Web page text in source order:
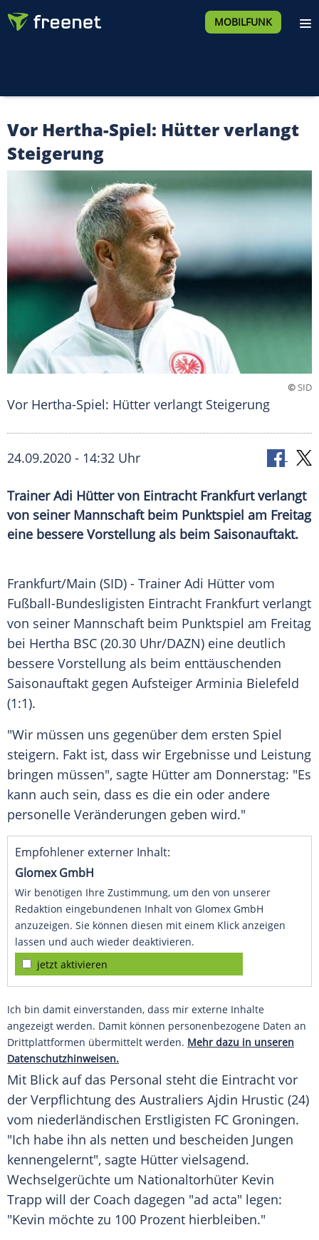
MOBILFUNK
Vor Hertha-Spiel: Hütter verlangt
Steigerung
©SID
Vor Hertha-Spiel: Hütter verlangt Steigerung
24.09.2020 - 14:32 Uhr
Trainer Adi Hütter von Eintracht Frankfurt verlangt
von seiner Mannschaft beim Punktspiel am Freitag
eine bessere Vorstellung als beim Saisonauftakt.
Frankfurt/Main (SID) - Trainer Adi Hütter vom
Fußball-Bundesligisten Eintracht Frankfurt verlangt
von seiner Mannschaft beim Punktspiel am Freitag
bei Hertha BSC (20.30 Uhr/DAZN) eine deutlich
bessere Vorstellung als beim enttäuschenden
Saisonauftakt gegen Aufsteiger Arminia Bielefeld
(1:1).
"Wir müssen uns gegenüber dem ersten Spiel
steigern. Fakt ist, dass wir Ergebnisse und Leistung
bringen müssen", sagte Hütter am Donnerstag: "Es
kann auch sein, dass es die ein oder andere
personelle Veränderungen geben wird."
Empfohlener externer Inhalt:
Glomex GmbH
Wir benötigen Ihre Zustimmung, um den von unserer
Redaktion eingebundenen Inhalt von Glomex GmbH
anzuzeigen. Sie können diesen mit einem Klick anzeigen
lassen und auch wieder deaktivieren.
jetzt aktivieren
Ich bin damit einverstanden, dass mir externe Inhalte
angezeigt werden. Damit können personenbezogene Daten an
Drittplattformen übermittelt werden. Mehr dazu in unseren
Datenschutzhinweisen.
Mit Blick auf das Personal steht die Eintracht vor
der Verpflichtung des Australiers Ajdin Hrustic (24)
vom niederländischen Erstligisten FC Groningen.
"Ich habe ihn als netten und bescheiden Jungen
kennengelernt", sagte Hütter vielsagend.
Wechselgerüchte um Nationaltorhüter Kevin
Trapp will der Coach dagegen "ad acta" legen:
"Kevin möchte zu 100 Prozent hierbleiben."